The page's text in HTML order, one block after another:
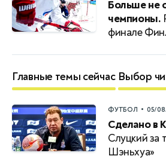
Больше не
чемпионы.
финале
Главные темы сейчас Выбор
ФУТБОЛ • 05/
Сделано в
Слуцкий за
Шэньхуа»